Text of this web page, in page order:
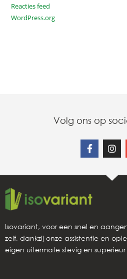
Reacties feed
WordPress.org
Volg ons op
Isovariant, voor een snel en
zelf, dankzij onze assistentie en
eigen uitermate stevig en